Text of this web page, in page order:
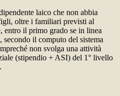
laico che non abbia
oltre i familiari previsti al
entro il primo grado se in linea
secondo il computo del sistema
non svolga una attività
(stipendio + ASI) del 1° livello